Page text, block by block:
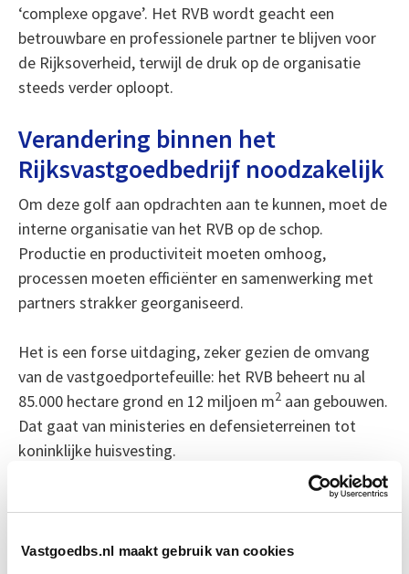
Vastgoedbs.nl maakt gebruik van cookies
‘complexe opgave’. Het RVB wordt geacht een
betrouwbare en professionele partner te blijven voor
de Rijksoverheid, terwijl de druk op de organisatie
steeds verder oploopt.
Verandering binnen het
Rijksvastgoedbedrijf noodzakelijk
Om deze golf aan opdrachten aan te kunnen, moet de
interne organisatie van het RVB op de schop.
Productie en productiviteit moeten omhoog,
processen moeten efficiënter en samenwerking met
partners strakker georganiseerd.
Het is een forse uitdaging, zeker gezien de omvang
van de vastgoedportefeuille: het RVB beheert nu al
85.000 hectare grond en 12 miljoen m2aan gebouwen.
Dat gaat van ministeries en defensieterreinen tot
koninklijke huisvesting.
Voor iedereen die actief is in (rijks)vastgoed, is het
En wie wil meedoen, moet zich voorbereiden op